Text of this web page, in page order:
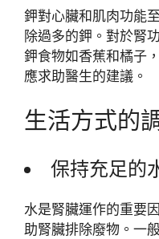
鉀對心臟和肌肉功能
除過多的鉀。對於腎
鉀食物如香蕉和橘子
應求助醫生的建議。
生活方式的
保持充足的
水是腎臟運作的重要
助腎臟排除廢物。一